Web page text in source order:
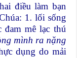
điều làm bạn
1. lối sống
đam mê lạc thú
mình ra nặng
dụng do mải